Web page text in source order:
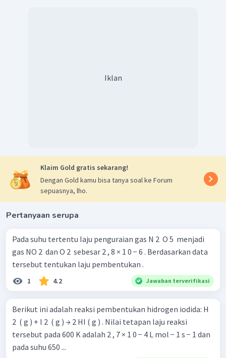
Iklan
Klaim Gold gratis sekarang!
Dengan Gold kamu bisa tanya soal ke Forum
sepuasnya, lho.
Pertanyaan serupa
Pada suhu tertentu Iaju penguraian gas N 2 ​ O 5 ​ menjadi
gas NO 2 ​ dan O 2 ​ sebesar 2 , 8 × 1 0 − 6 . Berdasarkan data
tersebut tentukan laju pembentukan .
1 4.2 Jawaban terverifikasi
Berikut ini adalah reaksi pembentukan hidrogen iodida: H
2 ​ ( g ) + I 2 ​ ( g ) → 2 HI ( g ) . Nilai tetapan laju reaksi
tersebut pada 600 K adalah 2 , 7 × 1 0 − 4 L mol − 1 s − 1 dan
pada suhu 650 ...